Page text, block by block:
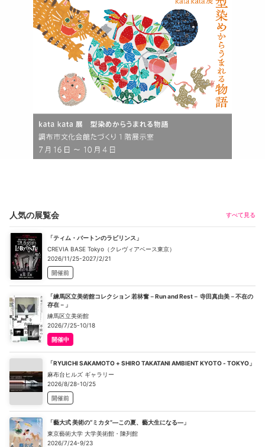
人気の展覧会 すべて見る
「ティム・バートンのラビリンス」
CREVIA BASE Tokyo（クレヴィアベース東京）
2026/11/25-2027/2/21
開催前
「練馬区立美術館コレクション 若林奮－Run and Rest－ 寺田真由美－不在の
存在－」
練馬区立美術館
2026/7/25-10/18
開催中
「RYUICHI SAKAMOTO + SHIRO TAKATANI AMBIENT KYOTO - TOKYO」
麻布台ヒルズ ギャラリー
2026/8/28-10/25
開催前
「藝大式 美術の“ミカタ”―この夏、藝大生になる―」
東京藝術大学 大学美術館・陳列館
2026/7/24-9/23